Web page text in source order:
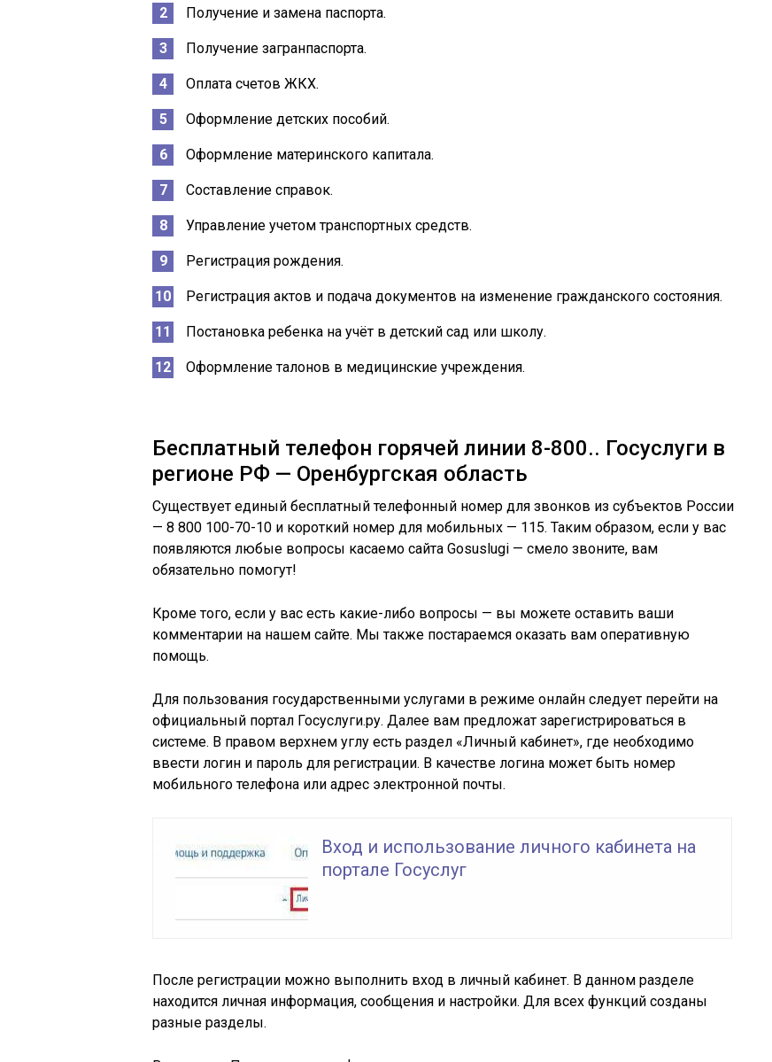
Получение и замена паспорта.
Получение загранпаспорта.
Оплата счетов ЖКХ.
Оформление детских пособий.
Оформление материнского капитала.
Составление справок.
Управление учетом транспортных средств.
Регистрация рождения.
Регистрация актов и подача документов на изменение гражданского состояния.
Постановка ребенка на учёт в детский сад или школу.
Оформление талонов в медицинские учреждения.
Бесплатный телефон горячей линии 8-800.. Госуслуги в
регионе РФ — Оренбургская область
Существует единый бесплатный телефонный номер для звонков из субъектов России
— 8 800 100-70-10 и короткий номер для мобильных — 115. Таким образом, если у вас
появляются любые вопросы касаемо сайта Gosuslugi — смело звоните, вам
обязательно помогут!
Кроме того, если у вас есть какие-либо вопросы — вы можете оставить ваши
комментарии на нашем сайте. Мы также постараемся оказать вам оперативную
помощь.
Для пользования государственными услугами в режиме онлайн следует перейти на
официальный портал Госуслуги.ру. Далее вам предложат зарегистрироваться в
системе. В правом верхнем углу есть раздел «Личный кабинет», где необходимо
ввести логин и пароль для регистрации. В качестве логина может быть номер
мобильного телефона или адрес электронной почты.
Вход и использование личного кабинета на
портале Госуслуг
После регистрации можно выполнить вход в личный кабинет. В данном разделе
находится личная информация, сообщения и настройки. Для всех функций созданы
разные разделы.